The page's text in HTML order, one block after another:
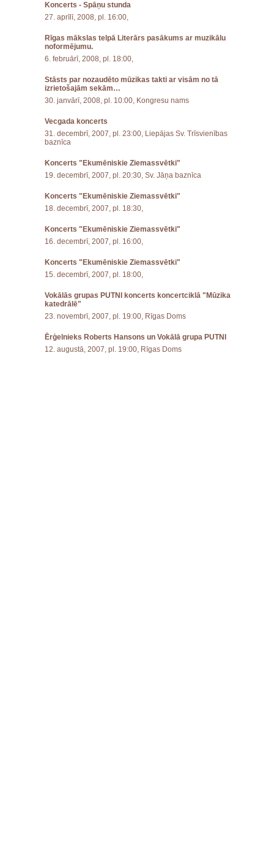
Koncerts - Spāņu stunda
27. aprīlī, 2008, pl. 16:00,
Rīgas mākslas telpā Literārs pasākums ar muzikālu
noformējumu.
6. februārī, 2008, pl. 18:00,
Stāsts par nozaudēto mūzikas takti ar visām no tā
izrietošajām sekām…
30. janvārī, 2008, pl. 10:00, Kongresu nams
Vecgada koncerts
31. decembrī, 2007, pl. 23:00, Liepājas Sv. Trīsvienības
baznīca
Koncerts "Ekumēniskie Ziemassvētki"
19. decembrī, 2007, pl. 20:30, Sv. Jāņa baznīca
Koncerts "Ekumēniskie Ziemassvētki"
18. decembrī, 2007, pl. 18:30,
Koncerts "Ekumēniskie Ziemassvētki"
16. decembrī, 2007, pl. 16:00,
Koncerts "Ekumēniskie Ziemassvētki"
15. decembrī, 2007, pl. 18:00,
Vokālās grupas PUTNI koncerts koncertciklā "Mūzika
katedrālē"
23. novembrī, 2007, pl. 19:00, Rīgas Doms
Ērģelnieks Roberts Hansons un Vokālā grupa PUTNI
12. augustā, 2007, pl. 19:00, Rīgas Doms